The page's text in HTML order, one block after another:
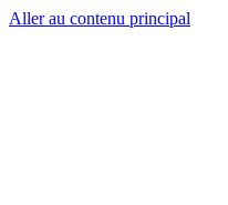
Aller au contenu principal